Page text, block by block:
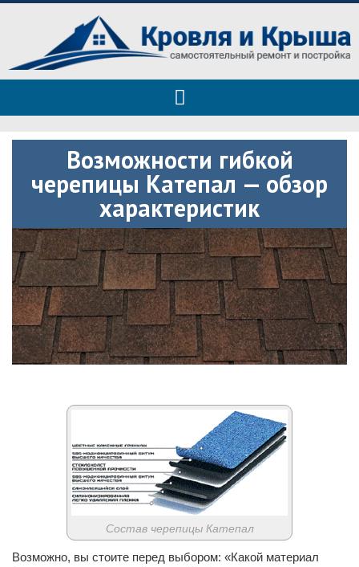
Roof tops — только полезные
советы
Полезные советы при строительстве дома и ремонте
Возможности гибкой
черепицы Катепал — обзор
характеристик
Состав черепицы Катепал
Возможно, вы стоите перед выбором: «Какой материал